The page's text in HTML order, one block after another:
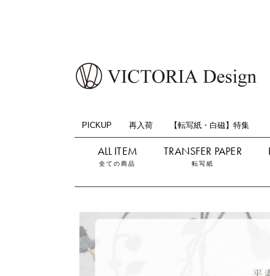
PICKUP 再入荷 【転写紙・白磁】特集
全ての商品 転写紙